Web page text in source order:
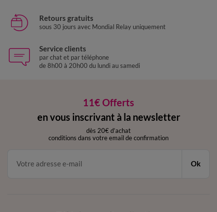
Retours gratuits
sous 30 jours avec Mondial Relay uniquement
Service clients
par chat et par téléphone
de 8h00 à 20h00 du lundi au samedi
11€ Offerts
en vous inscrivant à la newsletter
dès 20€ d’achat
conditions dans votre email de confirmation
Ok